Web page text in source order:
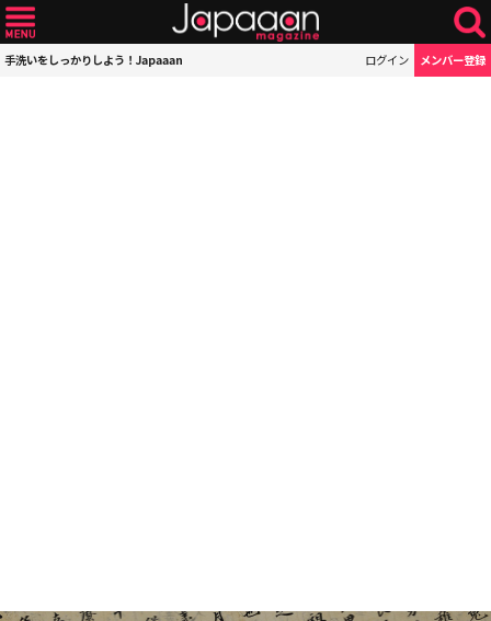
手洗いをしっかりしよう！Japaaan ログイン メンバー登録